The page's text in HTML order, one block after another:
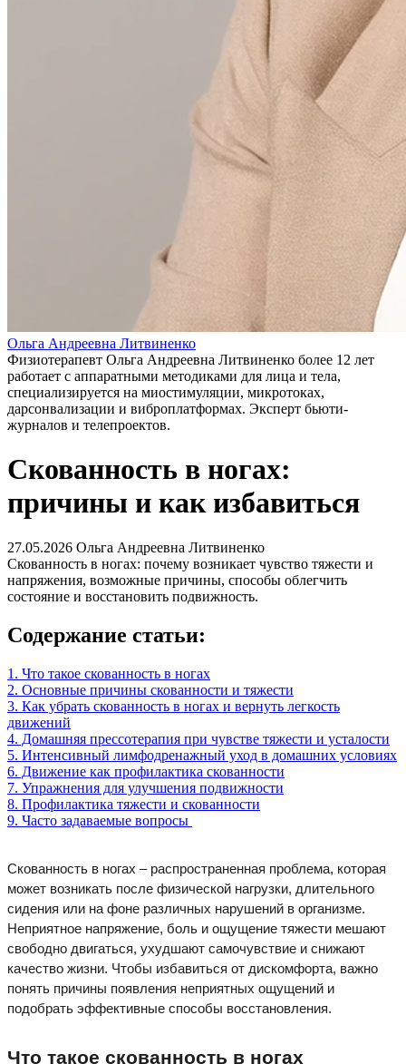
Ольга Андреевна Литвиненко
Физиотерапевт Ольга Андреевна Литвиненко более 12 лет
работает с аппаратными методиками для лица и тела,
специализируется на миостимуляции, микротоках,
дарсонвализации и виброплатформах. Эксперт бьюти-
журналов и телепроектов.
Скованность в ногах:
причины и как избавиться
27.05.2026 Ольга Андреевна Литвиненко
Скованность в ногах: почему возникает чувство тяжести и
напряжения, возможные причины, способы облегчить
состояние и восстановить подвижность.
Содержание статьи:
1. Что такое скованность в ногах
2. Основные причины скованности и тяжести
3. Как убрать скованность в ногах и вернуть легкость
движений
4. Домашняя прессотерапия при чувстве тяжести и усталости
5. Интенсивный лимфодренажный уход в домашних условиях
6. Движение как профилактика скованности
7. Упражнения для улучшения подвижности
8. Профилактика тяжести и скованности
9. Часто задаваемые вопросы
Скованность в ногах – распространенная проблема, которая
может возникать после физической нагрузки, длительного
сидения или на фоне различных нарушений в организме.
Неприятное напряжение, боль и ощущение тяжести мешают
свободно двигаться, ухудшают самочувствие и снижают
качество жизни. Чтобы избавиться от дискомфорта, важно
понять причины появления неприятных ощущений и
подобрать эффективные способы восстановления.
Что такое скованность в ногах